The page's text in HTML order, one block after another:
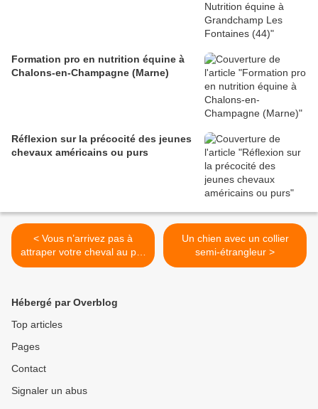
Formation pro en nutrition équine à
Chalons-en-Champagne (Marne)
Réflexion sur la précocité des jeunes
chevaux américains ou purs
< Vous n’arrivez pas à
attraper votre cheval au pré
: regardez-le s’enfuir…
Un chien avec un collier
semi-étrangleur >
Hébergé par Overblog
Top articles
Pages
Contact
Signaler un abus